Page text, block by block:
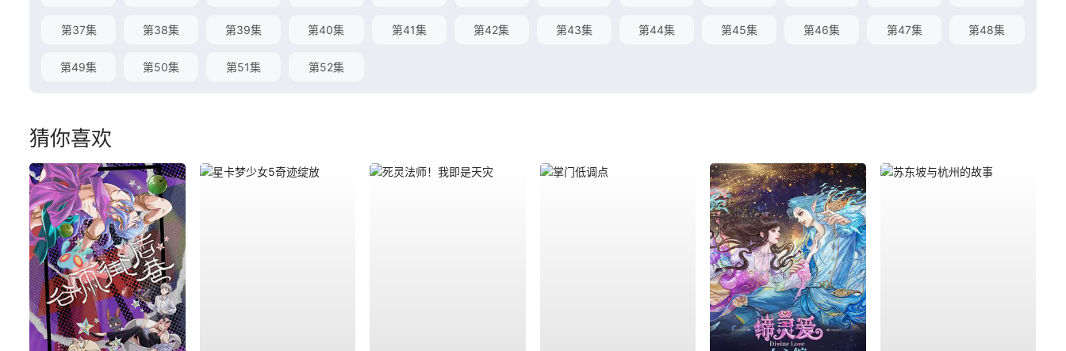
第37集 第38集 第39集 第40集 第41集 第42集 第43集 第44集 第45集 第46集 第47集 第48集
第49集 第50集 第51集 第52集
猜你喜欢